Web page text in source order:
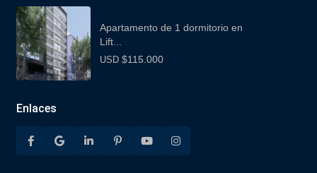
Apartamento de 1 dormitorio en
Lift...
USD$115.000
Enlaces